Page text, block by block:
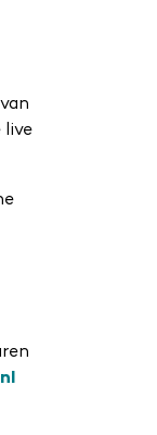
live